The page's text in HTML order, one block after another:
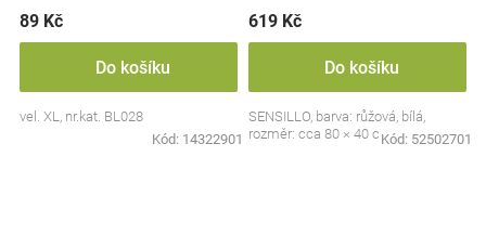
89 Kč
Do košíku
vel. XL, nr.kat. BL028
Kód: 14322901
619 Kč
Do košíku
SENSILLO, barva: růžová, bílá,
rozměr: cca 80 × 40 cmKód: 52502701